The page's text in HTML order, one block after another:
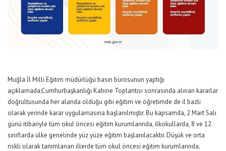
Muğla İl Milli Eğitim müdürlüğü basın bürosunun yaptığı
açıklamada;Cumhurbaşkanlığı Kabine Toplantısı sonrasında alınan kararlar
doğrultusunda her alanda olduğu gibi eğitim ve öğretimde de il bazlı
olarak yerinde karar uygulamasına başlanılmıştır. Bu kapsamda, 2 Mart Salı
günü itibariyle tüm okul öncesi eğitim kurumlarında, ilkokullarda, 8 ve 12.
sınıflarda ülke genelinde yüz yüze eğitim başlanılacaktır. Düşük ve orta
riskli olarak tanımlanan illerde tüm okul öncesi eğitim kurumlarında,